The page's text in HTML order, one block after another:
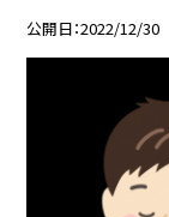
公開日 2022/12/30